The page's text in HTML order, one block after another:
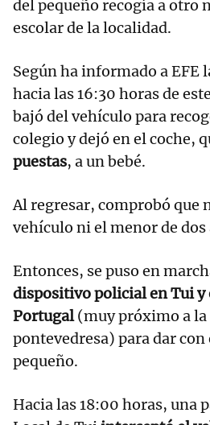
del pequeño recogía a otro
escolar de la localidad.
Según ha informado a EFE
hacia las 16:30 horas de
bajó del vehículo para
colegio y dejó en el coche,
puestas, a un bebé.
Al regresar, comprobó que
vehículo ni el menor de dos
Entonces, se puso en
dispositivo policial en Tui y
Portugal(muy próximo a la
pontevedresa) para dar
pequeño.
Hacia las 18:00 horas, una